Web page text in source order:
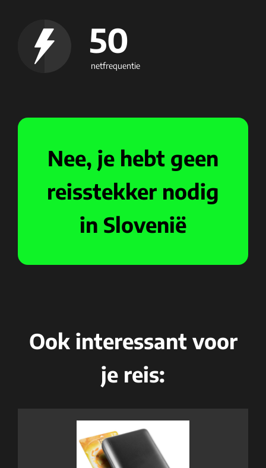
50
netfrequentie
Nee, je hebt geen
reisstekker nodig
in Slovenië
Ook interessant voor
je reis: